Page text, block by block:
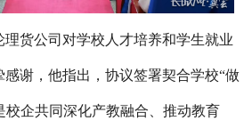
货公司对学校人才培养和学生就业
谢，他指出，协议签署契合学校“做
校企共同深化产教融合、推动教育